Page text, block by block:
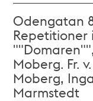
Odengatan
Moberg. Fr.
Moberg,
Marmstedt